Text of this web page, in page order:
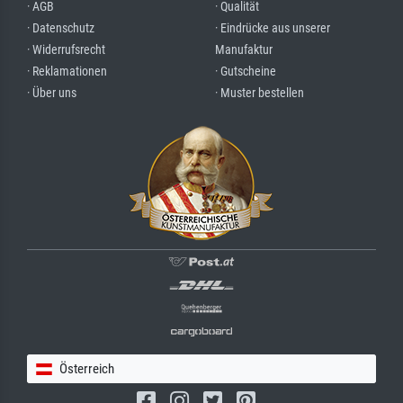
· AGB
· Datenschutz
· Widerrufsrecht
· Reklamationen
· Über uns
· Qualität
· Eindrücke aus unserer
Manufaktur
· Gutscheine
· Muster bestellen
Österreich